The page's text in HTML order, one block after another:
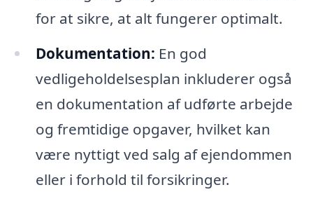
for at sikre, at alt fungerer optimalt.
Dokumentation: En god
vedligeholdelsesplan inkluderer også
en dokumentation af udførte arbejde
og fremtidige opgaver, hvilket kan
være nyttigt ved salg af ejendommen
eller i forhold til forsikringer.